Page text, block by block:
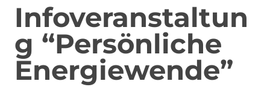
Infoveranstaltun
g “Persönliche
Energiewende”